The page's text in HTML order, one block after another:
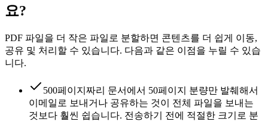
요?
PDF 파일을 더 작은 파일로 분할하면 콘텐츠를 더 쉽게 이동,
공유 및 처리할 수 있습니다. 다음과 같은 이점을 누릴 수 있습
니다.
500페이지짜리 문서에서 50페이지 분량만 발췌해서
이메일로 보내거나 공유하는 것이 전체 파일을 보내는
것보다 훨씬 쉽습니다. 전송하기 전에 적절한 크기로 분